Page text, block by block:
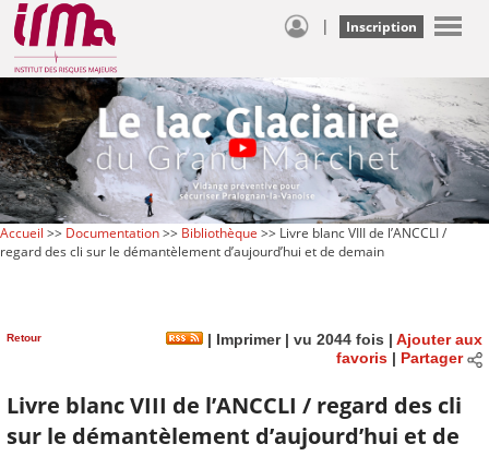
| Inscription
Accueil >> Documentation>> Bibliothèque >> Livre blanc VIII de l’ANCCLI /
regard des cli sur le démantèlement d’aujourd’hui et de demain
Retour | Imprimer| vu 2044 fois | Ajouter aux
favoris| Partager
Livre blanc VIII de l’ANCCLI / regard des cli
sur le démantèlement d’aujourd’hui et de